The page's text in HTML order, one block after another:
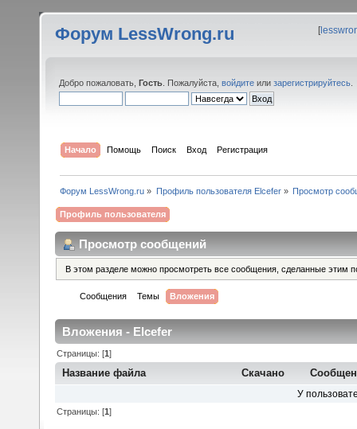
Форум LessWrong.ru [
Добро пожаловать, Гость . Пожалуйста, войдите или зарегистрируйтесь
Начало Помощь Поиск Вход Регистрация
Форум LessWrong.ru » Профиль пользователя Elcefer» Просмотр
Профиль пользователя
Просмотр сообщений
В этом разделе можно просмотреть все сообщения, сделанные этим
Сообщения Темы Вложения
Вложения - Elcefer
Страницы: [1]
Название файла Скачано
У
Страницы: [1]